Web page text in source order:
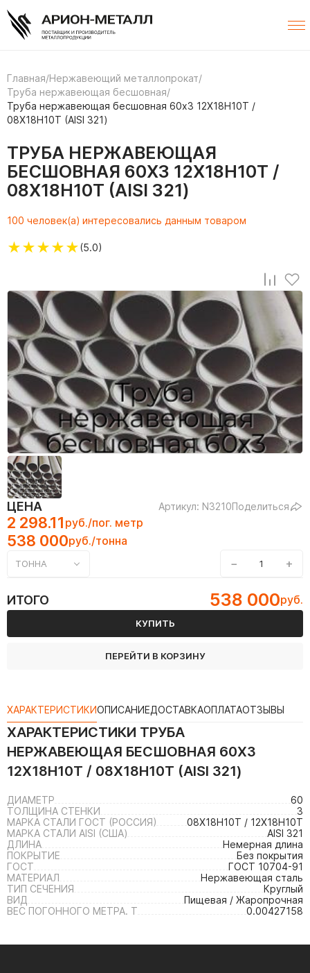
Главная/Нержавеющий металлопрокат/
Труба нержавеющая бесшовная/
Труба нержавеющая бесшовная 60х3 12Х18Н10Т /
08Х18Н10Т (AISI 321)
ТРУБА НЕРЖАВЕЮЩАЯ
БЕСШОВНАЯ 60Х3 12Х18Н10Т /
08Х18Н10Т (AISI 321)
100 человек(а) интересовались данным товаром
★★★★★(5.0)
ЦЕНА Артикул: N3210Поделиться
2 298.11 руб./пог. метр
538 000руб./тонна
ТОННА − +
ИТОГО 538 000руб.
КУПИТЬ
ПЕРЕЙТИ В КОРЗИНУ
ХАРАКТЕРИСТИКИОПИСАНИЕДОСТАВКАОПЛАТАОТЗЫВЫ
ХАРАКТЕРИСТИКИ ТРУБА
НЕРЖАВЕЮЩАЯ БЕСШОВНАЯ 60Х3
12Х18Н10Т / 08Х18Н10Т (AISI 321)
ДИАМЕТР
60
ТОЛЩИНА СТЕНКИ
3
МАРКА СТАЛИ ГОСТ (РОССИЯ)
08Х18Н10Т / 12Х18Н10Т
МАРКА СТАЛИ AISI (США)
AISI 321
ДЛИНА
Немерная длина
ПОКРЫТИЕ
Без покрытия
ГОСТ
ГОСТ 10704-91
МАТЕРИАЛ
Нержавеющая сталь
ТИП СЕЧЕНИЯ
Круглый
ВИД
Пищевая / Жаропрочная
ВЕС ПОГОННОГО МЕТРА. Т
0.00427158